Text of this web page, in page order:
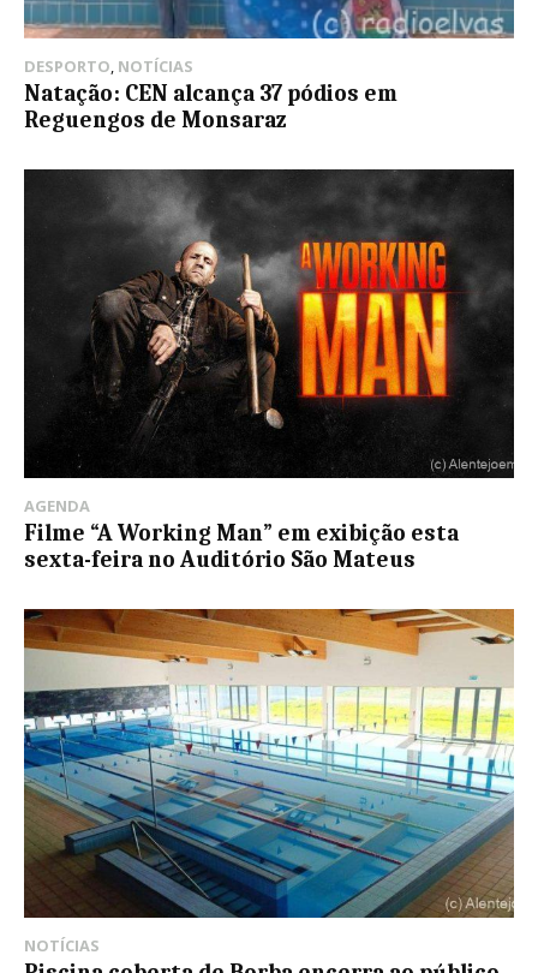
DESPORTO, NOTÍCIAS
Natação: CEN alcança 37 pódios em
Reguengos de Monsaraz
AGENDA
Filme “A Working Man” em exibição esta
sexta-feira no Auditório São Mateus
NOTÍCIAS